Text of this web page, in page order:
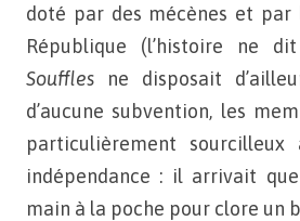
doté par des mécènes et par
République (l’histoire ne
Souffles ne disposait
d’aucune subvention, les
particulièrement
indépendance : il arrivait
main à la poche pour clore un